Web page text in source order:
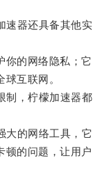
器还具备其他实
的网络隐私；它
互联网。
，柠檬加速器都
的网络工具，它
顿的问题，让用户